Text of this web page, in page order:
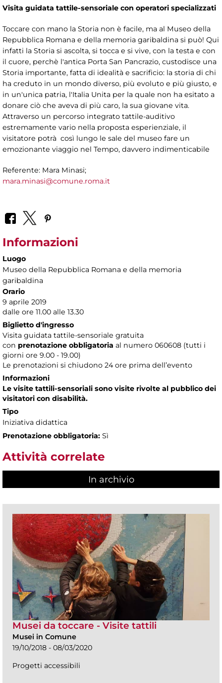
Visita guidata tattile-sensoriale con operatori specializzati
Toccare con mano la Storia non è facile, ma al Museo della
Repubblica Romana e della memoria garibaldina si può! Qui
infatti la Storia si ascolta, si tocca e si vive, con la testa e con
il cuore, perchè l'antica Porta San Pancrazio, custodisce una
Storia importante, fatta di idealità e sacrificio: la storia di chi
ha creduto in un mondo diverso, più evoluto e più giusto, e
in un'unica patria, l'Italia Unita per la quale non ha esitato a
donare ciò che aveva di più caro, la sua giovane vita.
Attraverso un percorso integrato tattile-auditivo
estremamente vario nella proposta esperienziale, il
visitatore potrà così lungo le sale del museo fare un
emozionante viaggio nel Tempo, davvero indimenticabile
Referente: Mara Minasi;
mara.minasi@comune.roma.it
Informazioni
Luogo
Museo della Repubblica Romana e della memoria
garibaldina
Orario
9 aprile 2019
dalle ore 11.00 alle 13.30
Biglietto d'ingresso
Visita guidata tattile-sensoriale gratuita
con prenotazione obbligatoria al numero 060608 (tutti i
giorni ore 9.00 - 19.00)
Le prenotazioni si chiudono 24 ore prima dell’evento
Informazioni
Le visite tattili-sensoriali sono visite rivolte al pubblico dei
visitatori con disabilità.
Tipo
Iniziativa didattica
Prenotazione obbligatoria: Sì
Attività correlate
In archivio
Musei da toccare - Visite tattili
Musei in Comune
19/10/2018 - 08/03/2020
Progetti accessibili